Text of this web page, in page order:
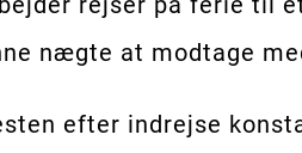
nægte at modtage
efter indrejse